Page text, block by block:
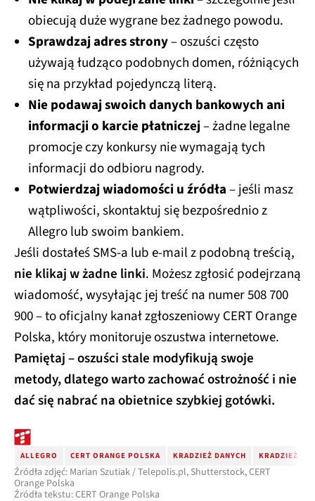
obiecują duże wygrane bez żadnego powodu.
Sprawdzaj adres strony– oszuści często
używają łudząco podobnych domen, różniących
się na przykład pojedynczą literą.
Nie podawaj swoich danych bankowych ani
informacji o karcie płatniczej– żadne legalne
promocje czy konkursy nie wymagają tych
informacji do odbioru nagrody.
Potwierdzaj wiadomości u źródła– jeśli masz
wątpliwości, skontaktuj się bezpośrednio z
Allegro lub swoim bankiem.
Jeśli dostałeś SMS-a lub e-mail z podobną treścią,
nie klikaj w żadne linki. Możesz zgłosić podejrzaną
wiadomość, wysyłając jej treść na numer 508 700
900 – to oficjalny kanał zgłoszeniowy CERT Orange
Polska, który monitoruje oszustwa internetowe.
Pamiętaj – oszuści stale modyfikują swoje
metody, dlatego warto zachować ostrożność i nie
dać się nabrać na obietnice szybkiej gotówki.
ALLEGRO CERT ORANGE POLSKA KRADZIEŻ DANYCH KRADZIEŻ
Źródła zdjęć: Marian Szutiak / Telepolis.pl, Shutterstock, CERT
Orange Polska
Źródła tekstu: CERT Orange Polska